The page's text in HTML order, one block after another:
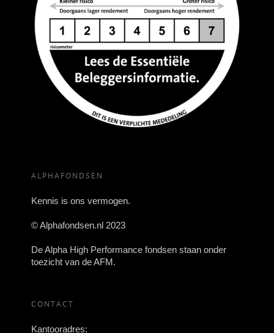
ALPHAFONDSEN
Kennis is ons vermogen.
© Alphafondsen.nl 2023
De Alpha High Performance fondsen staan onder
toezicht van de AFM.
CONTACT
Kantooradres: